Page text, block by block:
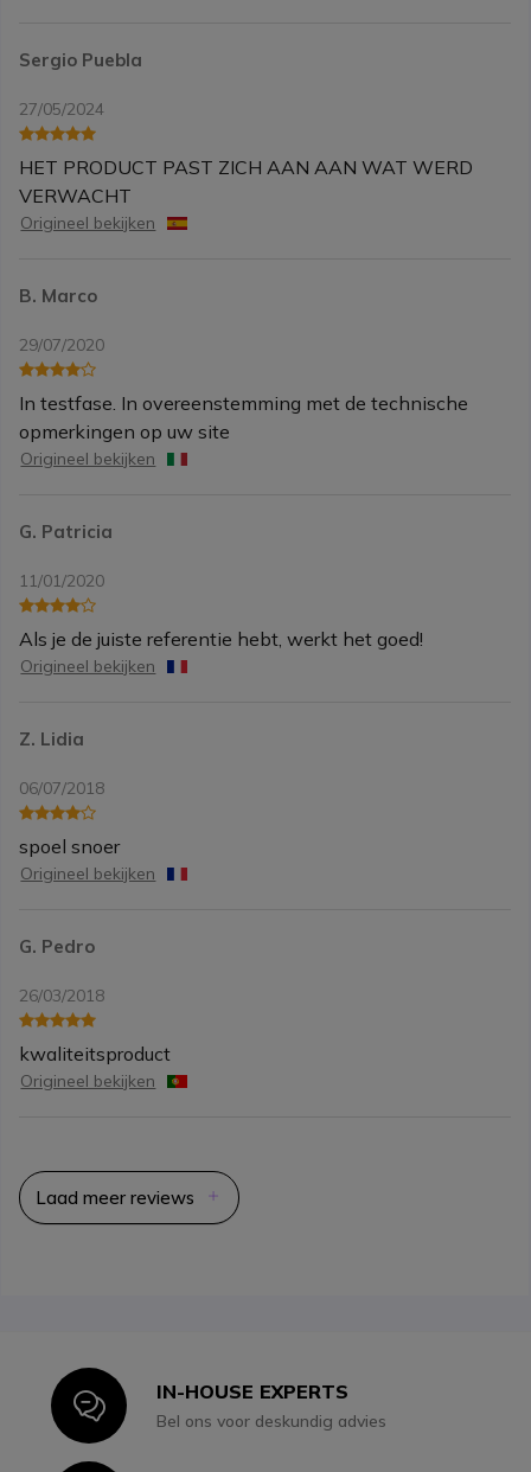
Sergio Puebla
27/05/2024
HET PRODUCT PAST ZICH AAN AAN WAT WERD
VERWACHT
Origineel bekijken
B. Marco
29/07/2020
In testfase. In overeenstemming met de technische
opmerkingen op uw site
Origineel bekijken
G. Patricia
11/01/2020
Als je de juiste referentie hebt, werkt het goed!
Origineel bekijken
Z. Lidia
06/07/2018
spoel snoer
Origineel bekijken
G. Pedro
26/03/2018
kwaliteitsproduct
Origineel bekijken
Laad meer reviews
IconIN-HOUSE EXPERTS
Bel ons voor deskundig advies